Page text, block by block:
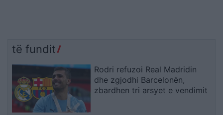
të fundit
Rodri refuzoi Real Madridin
dhe zgjodhi Barcelonën,
zbardhen tri arsyet e vendimit